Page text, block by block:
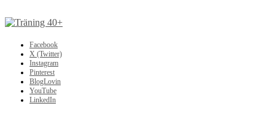
Facebook
X (Twitter)
Instagram
Pinterest
BlogLovin
YouTube
LinkedIn